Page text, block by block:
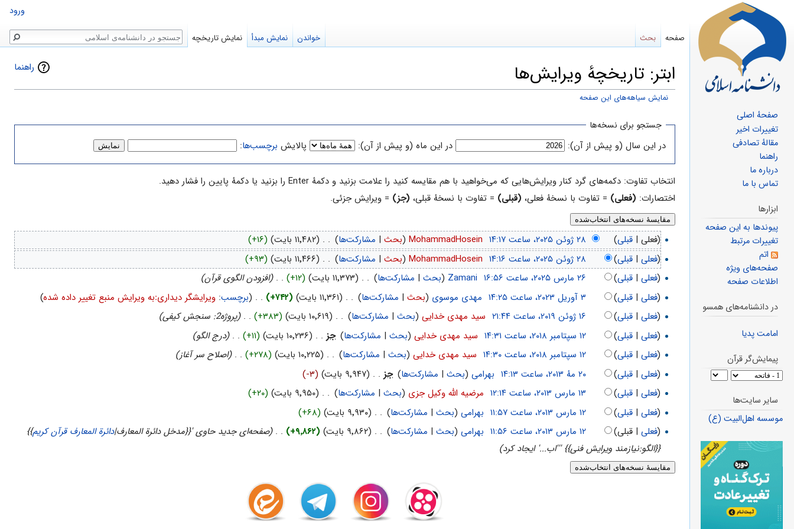
راهنما ابتر: تاریخچهٔ ویرایش‌ها
نمایش سیاهه‌های این صفحه
ناوبری
جستجو
جستجو برای نسخه‌ها
در این سال (و پیش از آن): در این ماه (و پیش از آن): پالایش برچسب‌ها:
انتخاب تفاوت: دکمه‌های گرد کنار ویرایش‌هایی که می‌خواهید با هم مقایسه کنید را علامت بزنید و دکمهٔ Enter را بزنید یا دکمهٔ پایین را فشار دهید.
اختصارات: (فعلی) = تفاوت با نسخهٔ فعلی، (قبلی) = تفاوت با نسخهٔ قبلی، (جز) = ویرایش جزئی.
(فعلی | قبلی)
‏
MohammadHosein
(بحث| مشارکت‌ها)
. . (۱۱٬۴۸۲ بایت)
(+۱۶)
(فعلی| قبلی)
‏
MohammadHosein
(بحث| مشارکت‌ها)
. . (۱۱٬۴۶۶ بایت)
(+۹۳)
(فعلی| قبلی)
‏
Zamani
(بحث| مشارکت‌ها)
. . (۱۱٬۳۷۳ بایت) (+۱۲)‏
. . (افزودن الگوی قرآن)
(فعلی| قبلی)
‏ مهدی موسوی (بحث| مشارکت‌ها)
. . (۱۱٬۳۶۱ بایت) (+۷۴۲) . .
(برچسب: ویرایشگر دیداریːبه ویرایش منبع تغییر داده شده
)
(فعلی| قبلی)
‏ سید مهدی خدایی (بحث| مشارکت‌ها)
. . (۱۰٬۶۱۹ بایت) (+۳۸۳)‏
. . (پروژه2: سنجش کیفی)
(فعلی| قبلی)
‏ سید مهدی خدایی (بحث| مشارکت‌ها)
‏جز . . (۱۰٬۲۳۶ بایت) (+۱۱)‏
. . (درج الگو)
(فعلی| قبلی)
‏ سید مهدی خدایی (بحث| مشارکت‌ها)
. . (۱۰٬۲۲۵ بایت) (+۲۷۸)‏
. . (اصلاح سر آغاز)
(فعلی| قبلی)
‏ بهرامی (بحث| مشارکت‌ها)
‏جز . . (۹٬۹۴۷ بایت)
(-۳)
(فعلی| قبلی)
‏ مرضیه الله وکیل جزی (بحث| مشارکت‌ها)
. . (۹٬۹۵۰ بایت)
(+۲۰)
(فعلی| قبلی)
‏ بهرامی (بحث| مشارکت‌ها)
. . (۹٬۹۳۰ بایت)
(+۶۸)
(فعلی| قبلی) ‏ بهرامی (بحث| مشارکت‌ها)
. . (۹٬۸۶۲ بایت) (+۹٬۸۶۲) . . (صفحه‌ای جدید حاوی '{{مدخل دائرة المعارف|دائرة المعارف قرآن کریم}}
{{الگو:نیازمند ویرایش فنی}} '''اب...' ایجاد کرد)
ورود
صفحه بحث خواندن نمایش مبدأ نمایش تاریخچه جستجو
صفحهٔ اصلی
تغییرات اخیر
مقالهٔ تصادفی
راهنما
درباره ما
تماس با ما
ابزارها
پیوندها به این صفحه
تغییرات مرتبط
اتم
صفحه‌های ویژه
اطلاعات صفحه
در دانشنامه‌های همسو
امامت پدیا
پیمایش‌گر قرآن
سایر سایت‌ها
موسسه اهل‌البیت (ع)